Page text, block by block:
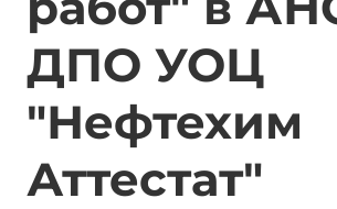
ДПО УОЦ
"Нефтехим
Аттестат"